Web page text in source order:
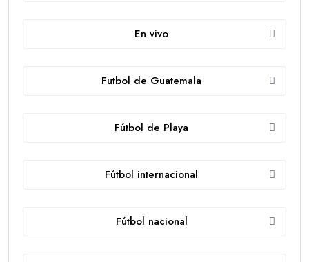
En vivo
Futbol de Guatemala
Fútbol de Playa
Fútbol internacional
Fútbol nacional